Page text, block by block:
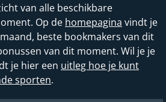
van alle beschikbare
Op de homepagina vindt je
beste bookmakers van dit
van dit moment. Wil je je
je hier een uitleg hoe je kunt
sporten.